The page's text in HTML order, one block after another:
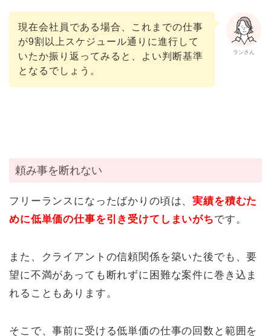
ランさん
現在会社員である場合、これまでの仕事
が9割以上スケジュール通りに進行して
いたか振り返ってみると、よい判断基準
となるでしょう。
頼み事を断れない
フリーランスになったばかりの頃は、実績を積むた
めに低単価の仕事を引き受けてしまいがちです。
また、クライアントの信頼関係を築いた後でも、要
望に不満があっても断れずに困難な案件に巻き込ま
れることもあります。
そこで、事前に受ける低単価の仕事の回数と範囲を